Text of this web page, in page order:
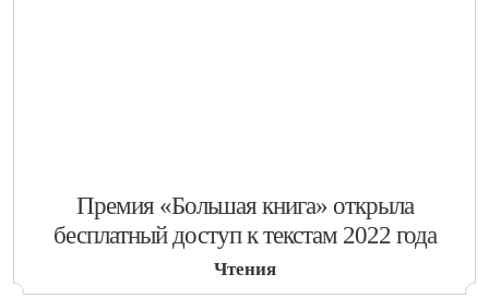
​Премия «Большая книга» открыла
бесплатный доступ к текстам 2022 года
Чтения